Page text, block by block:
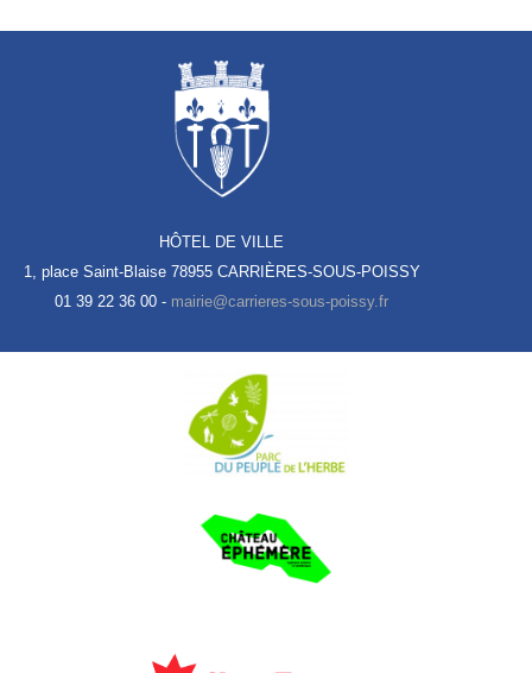
HÔTEL DE VILLE
1, place Saint-Blaise 78955 CARRIÈRES-SOUS-POISSY
01 39 22 36 00 -